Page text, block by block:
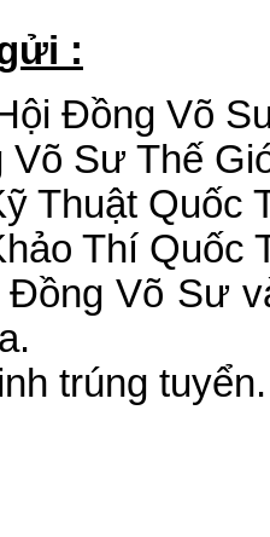
:
Đồng Võ
Võ Sư Thế
Thuật Quốc
Thí Quốc
Võ Sư
trúng tuyển.